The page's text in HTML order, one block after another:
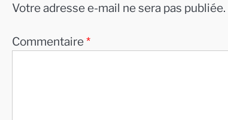
Votre adresse e-mail ne sera pas publiée.
Commentaire*